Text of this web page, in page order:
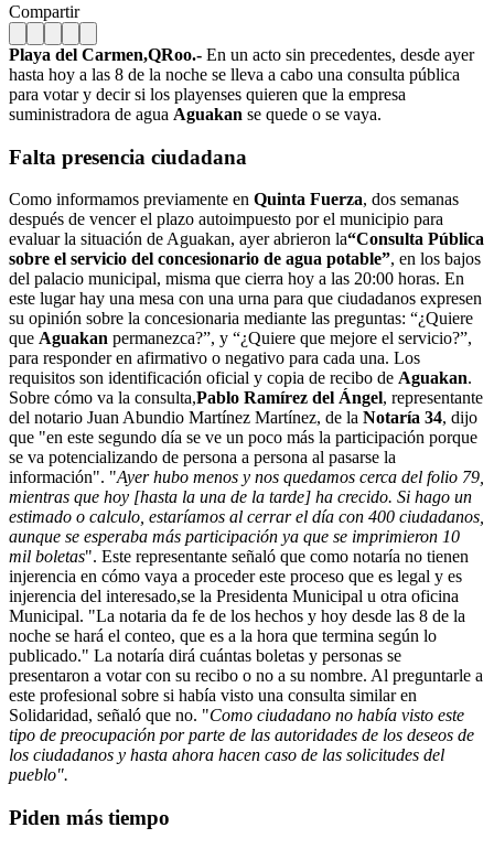
Compartir
Playa del Carmen,QRoo.- En un acto sin precedentes, desde ayer
hasta hoy a las 8 de la noche se lleva a cabo una consulta pública
para votar y decir si los playenses quieren que la empresa
suministradora de agua Aguakan se quede o se vaya.
Falta presencia ciudadana
Como informamos previamente en Quinta Fuerza, dos semanas
después de vencer el plazo autoimpuesto por el municipio para
evaluar la situación de Aguakan, ayer abrieron la“Consulta Pública
sobre el servicio del concesionario de agua potable”, en los bajos
del palacio municipal, misma que cierra hoy a las 20:00 horas. En
este lugar hay una mesa con una urna para que ciudadanos expresen
su opinión sobre la concesionaria mediante las preguntas: “¿Quiere
que Aguakan permanezca?”, y “¿Quiere que mejore el servicio?”,
para responder en afirmativo o negativo para cada una. Los
requisitos son identificación oficial y copia de recibo de Aguakan.
Sobre cómo va la consulta,Pablo Ramírez del Ángel, representante
del notario Juan Abundio Martínez Martínez, de la Notaría 34, dijo
que "en este segundo día se ve un poco más la participación porque
se va potencializando de persona a persona al pasarse la
información". "Ayer hubo menos y nos quedamos cerca del folio 79,
mientras que hoy [hasta la una de la tarde] ha crecido. Si hago un
estimado o calculo, estaríamos al cerrar el día con 400 ciudadanos,
aunque se esperaba más participación ya que se imprimieron 10
mil boletas". Este representante señaló que como notaría no tienen
injerencia en cómo vaya a proceder este proceso que es legal y es
injerencia del interesado,se la Presidenta Municipal u otra oficina
Municipal. "La notaria da fe de los hechos y hoy desde las 8 de la
noche se hará el conteo, que es a la hora que termina según lo
publicado." La notaría dirá cuántas boletas y personas se
presentaron a votar con su recibo o no a su nombre. Al preguntarle a
este profesional sobre si había visto una consulta similar en
Solidaridad, señaló que no. "Como ciudadano no había visto este
tipo de preocupación por parte de las autoridades de los deseos de
los ciudadanos y hasta ahora hacen caso de las solicitudes del
pueblo".
Piden más tiempo